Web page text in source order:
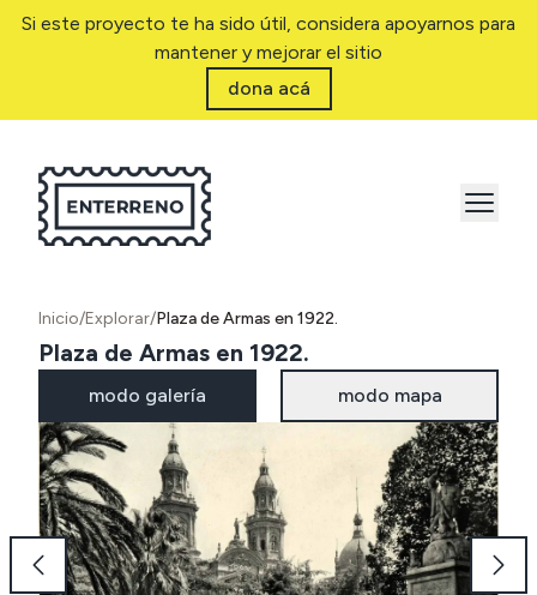
Si este proyecto te ha sido útil, considera apoyarnos para
mantener y mejorar el sitio
dona acá
Inicio/Explorar/Plaza de Armas en 1922.
Plaza de Armas en 1922.
modo galería modo mapa